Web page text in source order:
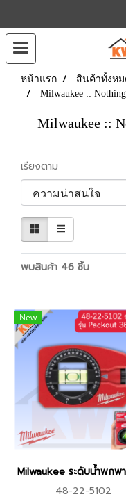
หน้าแรก
สินค้าทั้งหม
Milwaukee ::
Milwaukee ::
เรียงตาม
พบสินค้า 46 ชิ้น
New
Milwaukee ระดับน้ำพก
48-22-5102